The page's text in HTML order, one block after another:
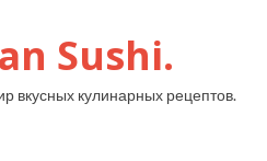
Sushi.
вкусных кулинарных рецептов.